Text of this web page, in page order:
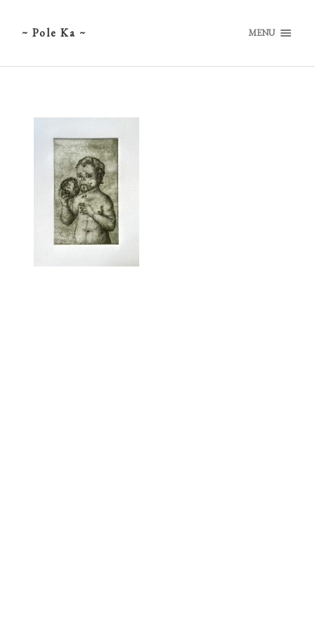
~ Pole Ka ~ MENU